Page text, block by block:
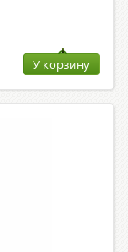
У корзину